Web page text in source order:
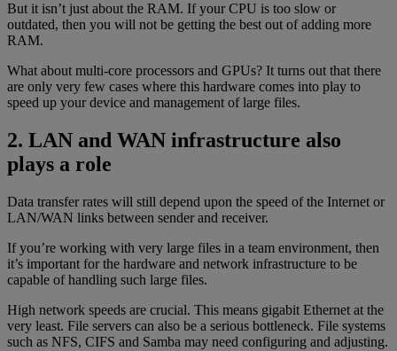
But it isn’t just about the RAM. If your CPU is too slow or
outdated, then you will not be getting the best out of adding more
RAM.
What about multi-core processors and GPUs? It turns out that there
are only very few cases where this hardware comes into play to
speed up your device and management of large files.
2. LAN and WAN infrastructure also
plays a role
Data transfer rates will still depend upon the speed of the Internet or
LAN/WAN links between sender and receiver.
If you’re working with very large files in a team environment, then
it’s important for the hardware and network infrastructure to be
capable of handling such large files.
High network speeds are crucial. This means gigabit Ethernet at the
very least. File servers can also be a serious bottleneck. File systems
such as NFS, CIFS and Samba may need configuring and adjusting.